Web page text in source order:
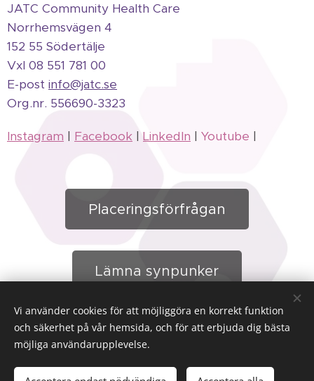
JATC Community Health Care
Norrhemsvägen 4
152 55 Södertälje
Vxl 08 551 781 00
E-post info@jatc.se
Org.nr. 556690-3323
Instagram | Facebook | LinkedIn | Youtube |
Placeringsförfrågan
Lämna synpunker
Boende | Arbete | Fritid
Vi använder cookies för att möjliggöra en korrekt funktion
och säkerhet på vår hemsida, och för att erbjuda dig bästa
möjliga användarupplevelse.